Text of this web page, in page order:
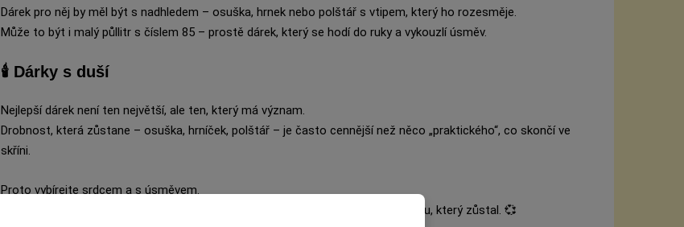
Dárek pro něj by měl být s nadhledem – osuška, hrnek nebo polštář s vtipem, který ho rozesměje.
Může to být i malý půllitr s číslem 85 – prostě dárek, který se hodí do ruky a vykouzlí úsměv.
🕯️ Dárky s duší
Nejlepší dárek není ten největší, ale ten, který má význam.
Drobnost, která zůstane – osuška, hrníček, polštář – je často cennější než něco „praktického“, co skončí ve
skříni.
Proto vybírejte srdcem a s úsměvem.
V pětaosmdesáti už člověk ví, že dárky se nehodnotí podle ceny, ale podle pocitu, který zůstal. 💞